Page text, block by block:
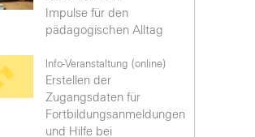
Impulse für den
pädagogischen Alltag
Info-Veranstaltung (online)
Erstellen der
Zugangsdaten für
Fortbildungsanmeldungen
und Hilfe bei